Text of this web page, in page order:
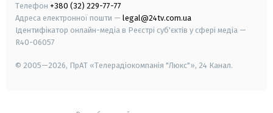
Телефон +380 (32) 229-77-77
Адреса електронної пошти — legal@24tv.com.ua
Ідентифікатор онлайн-медіа в Реєстрі суб'єктів у сфері медіа —
R40-06057
© 2005—2026, ПрАТ «Телерадіокомпанія "Люкс"», 24 Канал.